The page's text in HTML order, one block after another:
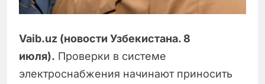
Vaib.uz (новости Узбекистана. 8
июля). Проверки в системе
электроснабжения начинают приносить